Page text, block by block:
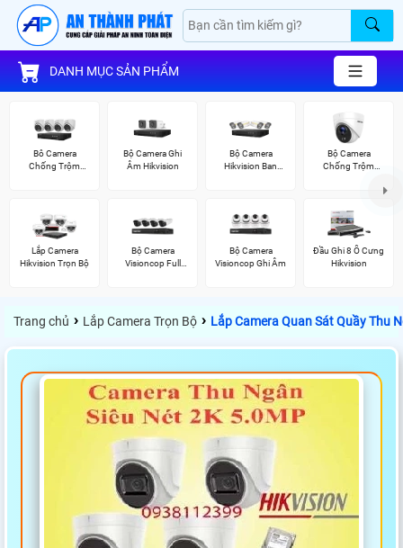
DANH MỤC SẢN PHẨM
Bô Camera
Chống Trộm
Bộ Camera Ghi
Âm Hikvision
Bộ Camera
Hikvision Ban
Bộ Camera
Chống Trộm
Lắp Camera
Hikvision Trọn Bộ
Bộ Camera
Visioncop Full
Bộ Camera
Visioncop Ghi Âm
Đầu Ghi 8 Ổ Cưng
Hikvision
Trang chủ › Lắp Camera Trọn Bộ › Lắp Camera Quan Sát Quầy Thu